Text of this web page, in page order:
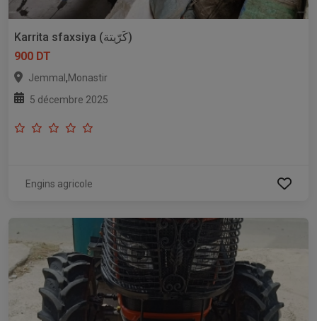
Karrita sfaxsiya (كَرّيتة)
900 DT
Jemmal ,Monastir
5 décembre 2025
Engins agricole